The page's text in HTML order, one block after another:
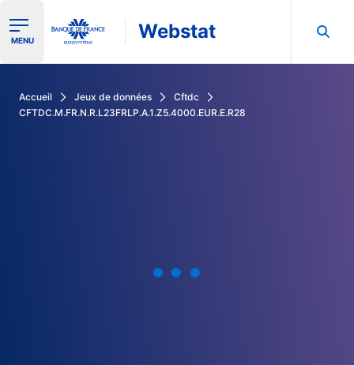
Ouvrir le menu de navigation
MENU Webstat
Accueil Jeux de données
Cftdc
CFTDC.M.FR.N.R.L23FRLP.A.1.Z5.4000.EUR.E.R28